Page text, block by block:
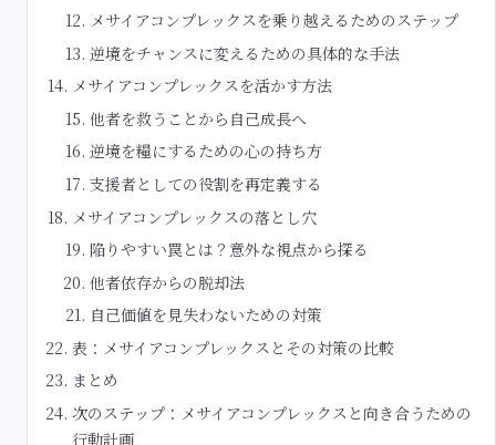
メサイアコンプレックスを乗り越えるためのステップ
逆境をチャンスに変えるための具体的な手法
メサイアコンプレックスを活かす方法
他者を救うことから自己成長へ
逆境を糧にするための心の持ち方
支援者としての役割を再定義する
メサイアコンプレックスの落とし穴
陥りやすい罠とは？意外な視点から探る
他者依存からの脱却法
自己価値を見失わないための対策
表：メサイアコンプレックスとその対策の比較
まとめ
次のステップ：メサイアコンプレックスと向き合うための
行動計画